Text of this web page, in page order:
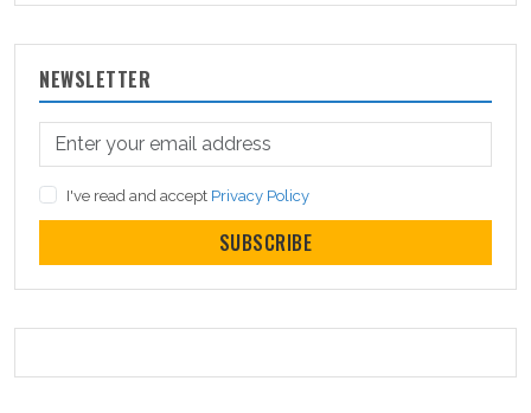
NEWSLETTER
I've read and accept Privacy Policy
SUBSCRIBE